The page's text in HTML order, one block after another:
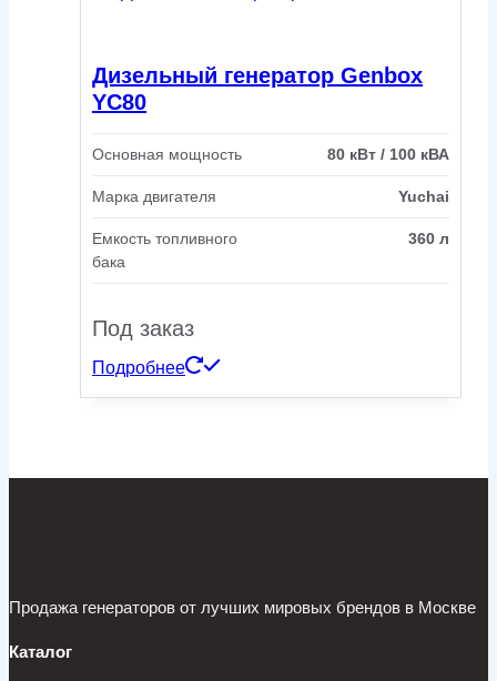
Дизельный генератор Genbox
YC80
Основная мощность 80 кВт / 100 кВА
Марка двигателя Yuchai
Емкость топливного
бака
360 л
Под заказ
Подробнее
Продажа генераторов от лучших мировых брендов в Москве
Каталог